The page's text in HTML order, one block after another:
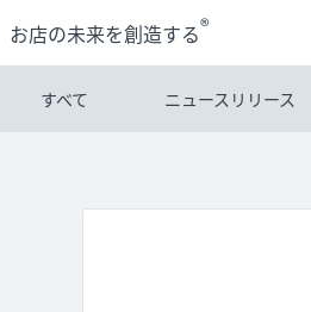
お店の未来を創造する®
すべて ニュースリリース